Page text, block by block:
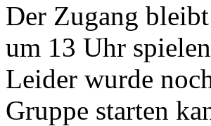
Der Zugang
um 13 Uhr
Leider wurde
Gruppe starten